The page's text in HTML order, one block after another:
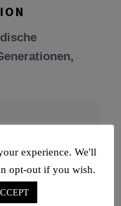
experience. We'll
opt-out if you wish.